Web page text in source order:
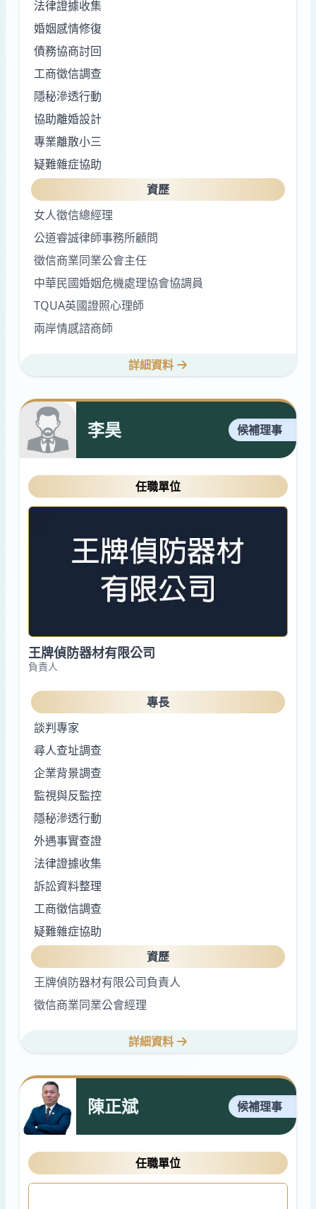
法律證據收集
婚姻感情修復
債務協商討回
工商徵信調查
隱秘滲透行動
協助離婚設計
專業離散小三
疑難雜症協助
資歷
女人徵信總經理
公道睿誠律師事務所顧問
徵信商業同業公會主任
中華民國婚姻危機處理協會協調員
TQUA英國證照心理師
兩岸情感諮商師
詳細資料
李昊 候補理事
專長
談判專家
尋人查址調查
企業背景調查
監視與反監控
隱秘滲透行動
外遇事實查證
法律證據收集
訴訟資料整理
工商徵信調查
疑難雜症協助
資歷
王牌偵防器材有限公司負責人
徵信商業同業公會經理
任職單位
王牌偵防器材有限公司
負責人
詳細資料
陳正斌 候補理事
任職單位